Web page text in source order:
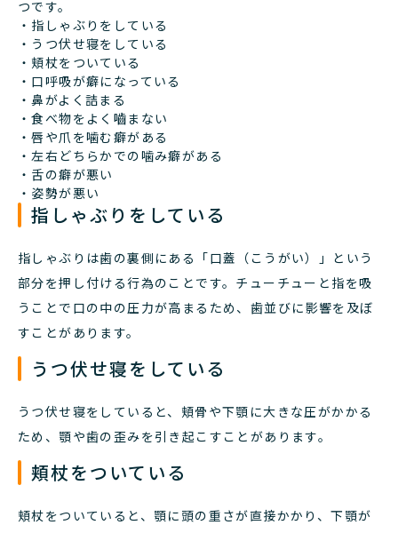
つです。
・指しゃぶりをしている
・うつ伏せ寝をしている
・頬杖をついている
・口呼吸が癖になっている
・鼻がよく詰まる
・食べ物をよく嚙まない
・唇や爪を噛む癖がある
・左右どちらかでの噛み癖がある
・舌の癖が悪い
・姿勢が悪い
指しゃぶりをしている
指しゃぶりは歯の裏側にある「口蓋（こうがい）」という
部分を押し付ける行為のことです。チューチューと指を吸
うことで口の中の圧力が高まるため、歯並びに影響を及ぼ
すことがあります。
うつ伏せ寝をしている
うつ伏せ寝をしていると、頬骨や下顎に大きな圧がかかる
ため、顎や歯の歪みを引き起こすことがあります。
頬杖をついている
頬杖をついていると、顎に頭の重さが直接かかり、下顎が